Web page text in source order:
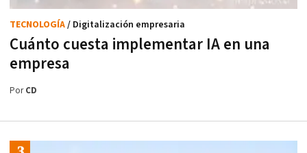
Cuánto cuesta implementar IA en una
empresa
TECNOLOGÍA/ Digitalización empresaria
PorCD